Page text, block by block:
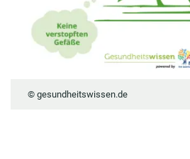
© gesundheitswissen.de